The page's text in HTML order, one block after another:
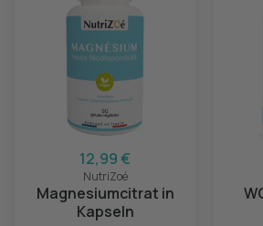
12,99 €
NutriZoé
Magnesiumcitrat in
Kapseln